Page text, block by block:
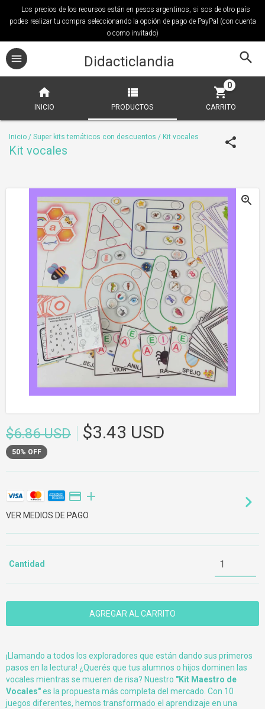
Los precios de los recursos están en pesos argentinos, si sos de otro país
podes realizar tu compra seleccionando la opción de pago de PayPal (con cuenta
o como invitado)
Didacticlandia
INICIO PRODUCTOS CARRITO
0
Inicio / Super kits temáticos con descuentos / Kit vocales
Kit vocales
$6.86 USD $3.43 USD
50% OFF
VER MEDIOS DE PAGO
Cantidad
¡Llamando a todos los exploradores que están dando sus primeros
pasos en la lectura! ¿Querés que tus alumnos o hijos dominen las
vocales mientras se mueren de risa? Nuestro "Kit Maestro de
Vocales"es la propuesta más completa del mercado. Con 10
juegos diferentes, hemos transformado el aprendizaje en una